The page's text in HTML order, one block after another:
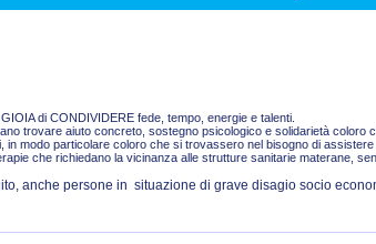
GIOIA di CONDIVIDERE fede, tempo, energie e talenti.
trovare aiuto concreto, sostegno psicologico e solidarietà coloro
modo particolare coloro che si trovassero nel bisogno di
che richiedano la vicinanza alle strutture sanitarie materane,
anche persone in situazione di grave disagio socio